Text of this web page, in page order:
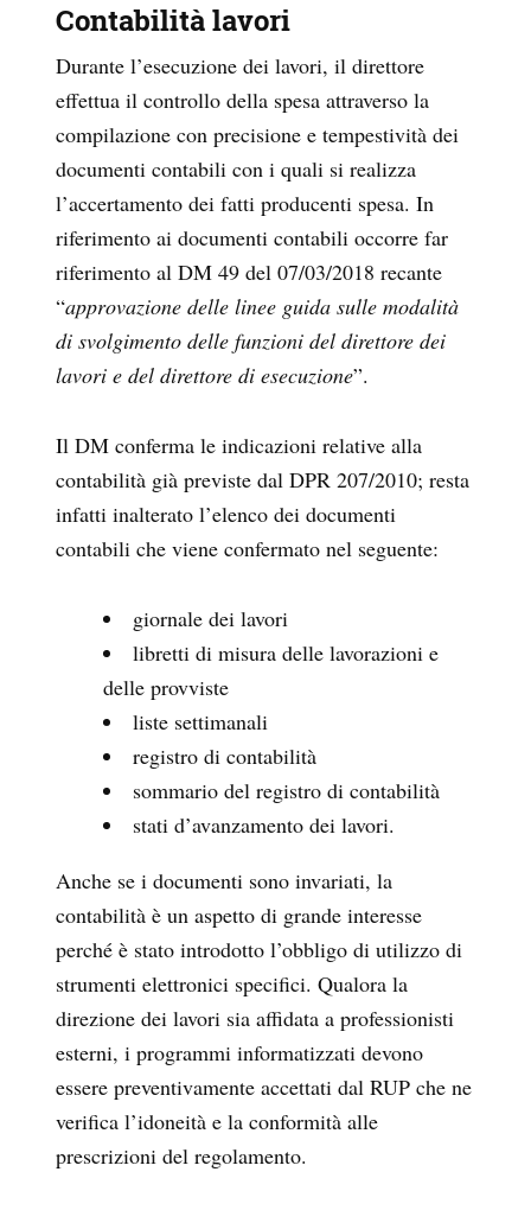
Contabilità lavori
Durante l’esecuzione dei lavori, il direttore
effettua il controllo della spesa attraverso la
compilazione con precisione e tempestività dei
documenti contabili con i quali si realizza
l’accertamento dei fatti producenti spesa. In
riferimento ai documenti contabili occorre far
riferimento al DM 49 del 07/03/2018 recante
“approvazione delle linee guida sulle modalità
di svolgimento delle funzioni del direttore dei
lavori e del direttore di esecuzione”.
Il DM conferma le indicazioni relative alla
contabilità già previste dal DPR 207/2010; resta
infatti inalterato l’elenco dei documenti
contabili che viene confermato nel seguente:
giornale dei lavori
libretti di misura delle lavorazioni e
delle provviste
liste settimanali
registro di contabilità
sommario del registro di contabilità
stati d’avanzamento dei lavori.
Anche se i documenti sono invariati, la
contabilità è un aspetto di grande interesse
perché è stato introdotto l’obbligo di utilizzo di
strumenti elettronici specifici. Qualora la
direzione dei lavori sia affidata a professionisti
esterni, i programmi informatizzati devono
essere preventivamente accettati dal RUP che ne
verifica l’idoneità e la conformità alle
prescrizioni del regolamento.